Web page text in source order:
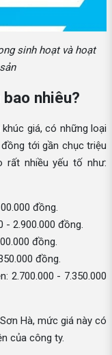
sinh hoạt và hoạt
nhiêu?
giá, có những loại
tới gần chục triệu
rất nhiều yếu tố như:
đồng.
- 2.900.000 đồng.
đồng.
đồng.
2.700.000 - 7.350.000
Hà, mức giá này có
của công ty.